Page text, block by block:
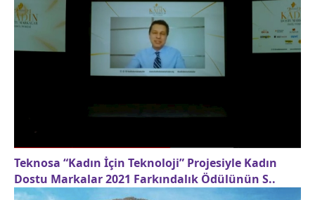
Teknosa “Kadın İçin Teknoloji” Projesiyle Kadın
Dostu Markalar 2021 Farkındalık Ödülünün S..